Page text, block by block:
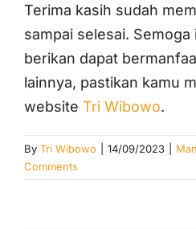
Terima kasih sudah
sampai selesai.
berikan dapat
lainnya, pastikan kamu
website Tri Wibowo.
By Tri Wibowo 14/09/2023
Comments